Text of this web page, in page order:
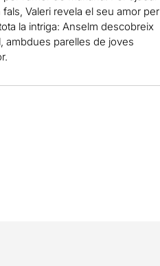
fals, Valeri revela el seu amor per
la intriga: Anselm descobreix
ambdues parelles de joves